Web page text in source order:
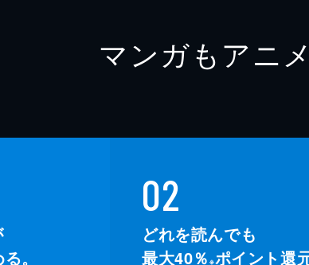
マンガもアニ
。
02
どれを読んでも
最大40％ ※ポイント還元